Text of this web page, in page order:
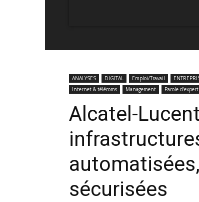
ANALYSES DIGITAL Emploi/Travail
Internet & télécoms
Management Parole d'expert
Alcatel-
sécurisées